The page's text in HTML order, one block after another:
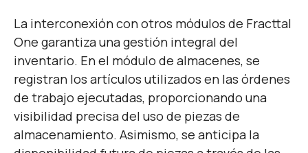
La interconexión con otros módulos de Fracttal
One garantiza una gestión integral del
inventario. En el módulo de almacenes, se
registran los artículos utilizados en las órdenes
de trabajo ejecutadas, proporcionando una
visibilidad precisa del uso de piezas de
almacenamiento. Asimismo, se anticipa la